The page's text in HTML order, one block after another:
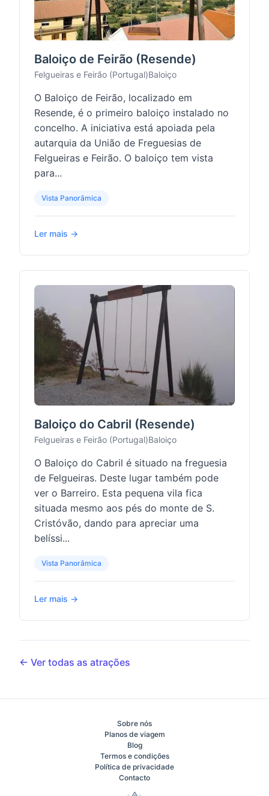
Baloiço de Feirão (Resende)
Felgueiras e Feirão (Portugal)Baloiço
O Baloiço de Feirão, localizado em
Resende, é o primeiro baloiço instalado no
concelho. A iniciativa está apoiada pela
autarquia da União de Freguesias de
Felgueiras e Feirão. O baloiço tem vista
para...
Vista Panorâmica
Ler mais →
Baloiço do Cabril (Resende)
Felgueiras e Feirão (Portugal)Baloiço
O Baloiço do Cabril é situado na freguesia
de Felgueiras. Deste lugar também pode
ver o Barreiro. Esta pequena vila fica
situada mesmo aos pés do monte de S.
Cristóvão, dando para apreciar uma
belíssi...
Vista Panorâmica
Ler mais →
← Ver todas as atrações
Sobre nós
Planos de viagem
Blog
Termos e condições
Política de privacidade
Contacto